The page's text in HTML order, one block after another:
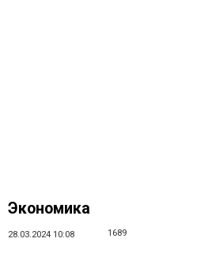
Экономика
28.03.2024 10:08 1689